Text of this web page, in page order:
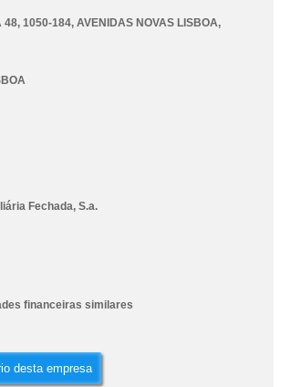
48, 1050-184, AVENIDAS NOVAS LISBOA,
Fechada, S.a.
financeiras similares
desta empresa